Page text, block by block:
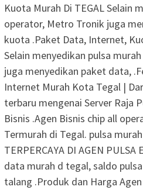
Kuota Murah Di TEGAL Selain
operator, Metro Tronik juga
kuota .Paket Data, Internet,
Selain menyedikan pulsa
juga menyedikan paket data,
Internet Murah Kota Tegal |
terbaru mengenai Server Raja
Bisnis .Agen Bisnis chip all
Termurah di Tegal. pulsa
TERPERCAYA DI AGEN
data murah d tegal, saldo
talang .Produk dan Harga